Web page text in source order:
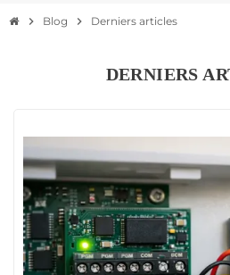
chevron_right Blog chevron_right Derniers articles
DERNIERS